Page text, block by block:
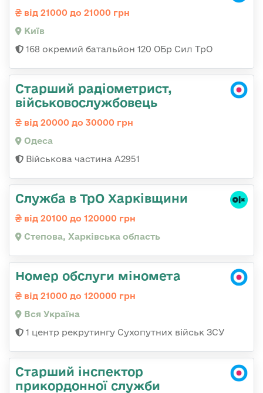
від 21000 до 21000 грн
Київ
168 окремий батальйон 120 ОБр Cил ТрО
Старший радіометрист,
військовослужбовець
від 20000 до 30000 грн
Одеса
Військова частина А2951
Служба в ТрО Харківщини
від 20100 до 120000 грн
Степова, Харківська область
Номер обслуги міномета
від 21000 до 120000 грн
Вся Україна
1 центр рекрутингу Сухопутних військ ЗСУ
Старший інспектор
прикордонної служби